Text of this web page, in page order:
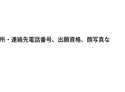
・連絡先電話番号、出願資格、顔写真な